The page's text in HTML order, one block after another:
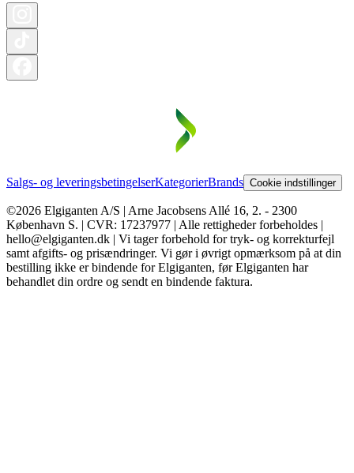
Salgs- og leveringsbetingelserKategorierBrands Cookie indstillinger
©2026 Elgiganten A/S | Arne Jacobsens Allé 16, 2. - 2300
København S. | CVR: 17237977 | Alle rettigheder forbeholdes |
hello@elgiganten.dk | Vi tager forbehold for tryk- og korrekturfejl
samt afgifts- og prisændringer. Vi gør i øvrigt opmærksom på at din
bestilling ikke er bindende for Elgiganten, før Elgiganten har
behandlet din ordre og sendt en bindende faktura.